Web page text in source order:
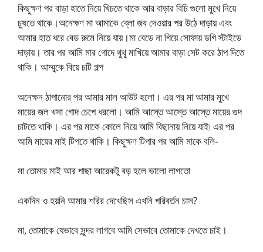
কিছুক্ষণ পর বাড়া হাতে নিয়ে খিচতে থাকে আর বাড়ার বিচি গুলো মুখে নিয়ে
চুষতে থাকে।অনেক্ষণ মা আমাকে ব্লো জব দেওয়ার পর উঠে দাড়ায় এবং
আমার হাত ধরে বেড রুমে নিয়ে যায়।মা বেডে না গিয়ে সোফায় ডগি স্টাইডে
দাড়ায়। তার পর আমি মার গোদে থুথু মাখিয়ে আমার বাড়া সেট করে ঠাপ দিতে
থাকি। আম্মুকে বিয়ে চটি গল্প
অনেক্ষন ঠাপানোর পর আমার মাল আউট হলো। এর পর মা আমার মুখে
মায়ের জল খসা গোদ চেপে ধরলো। আমি আস্তে আস্তে আস্তে মায়ের গুদ
চাটতে থাকি। এর পর মাকে কোলে নিয়ে আমি বিছানায় নিয়ে যাই৷ এর পর
আমি মায়ের মাই টিপতে থাকি। কিছুক্ষণ টিপার পর আমি মাকে বলি-
মা তোমার মাই আর পাছা আরেকটু বড় হলে ভালো লাগতো
একদিন ও হয়নি আমার শরির দেখেছিস এখনি পরিবর্তন চাস?
মা, তোমাকে যেভাবে সুন্দর লাগবে আমি সেভাবে তোমাকে দেখতে চাই।